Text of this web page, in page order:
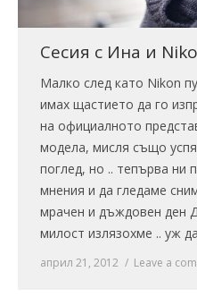
Сесия с Ина и
Малко след като Nikon
имах щастието да го
на официалното
модела, мисля също
поглед, но .. тепърва ни
мнения и да гледаме
мрачен и дъждовен ден
милост излязохме .. уж
април 21, 2012 Leave a